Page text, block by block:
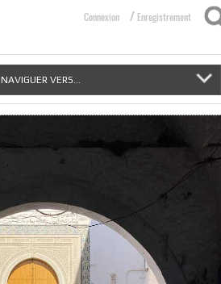
Connexion / Enregistrement
NAVIGUER VERS...